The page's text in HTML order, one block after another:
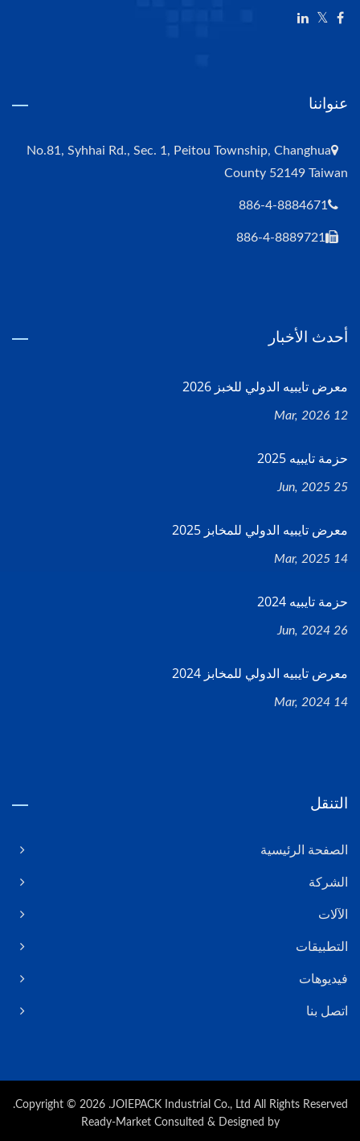
عنواننا
No.81, Syhhai Rd., Sec. 1, Peitou Township, Changhua
County 52149 Taiwan
886-4-8884671
886-4-8889721
أحدث الأخبار
معرض تايبيه الدولي للخبز 2026
12 Mar, 2026
حزمة تايبيه 2025
25 Jun, 2025
معرض تايبيه الدولي للمخابز 2025
14 Mar, 2025
حزمة تايبيه 2024
26 Jun, 2024
معرض تايبيه الدولي للمخابز 2024
14 Mar, 2024
التنقل
الصفحة الرئيسية
الشركة
الآلات
التطبيقات
فيديوهات
اتصل بنا
Copyright © 2026 JOIEPACK Industrial Co., Ltd. All Rights Reserved.
Consulted & Designed by
Ready-Market